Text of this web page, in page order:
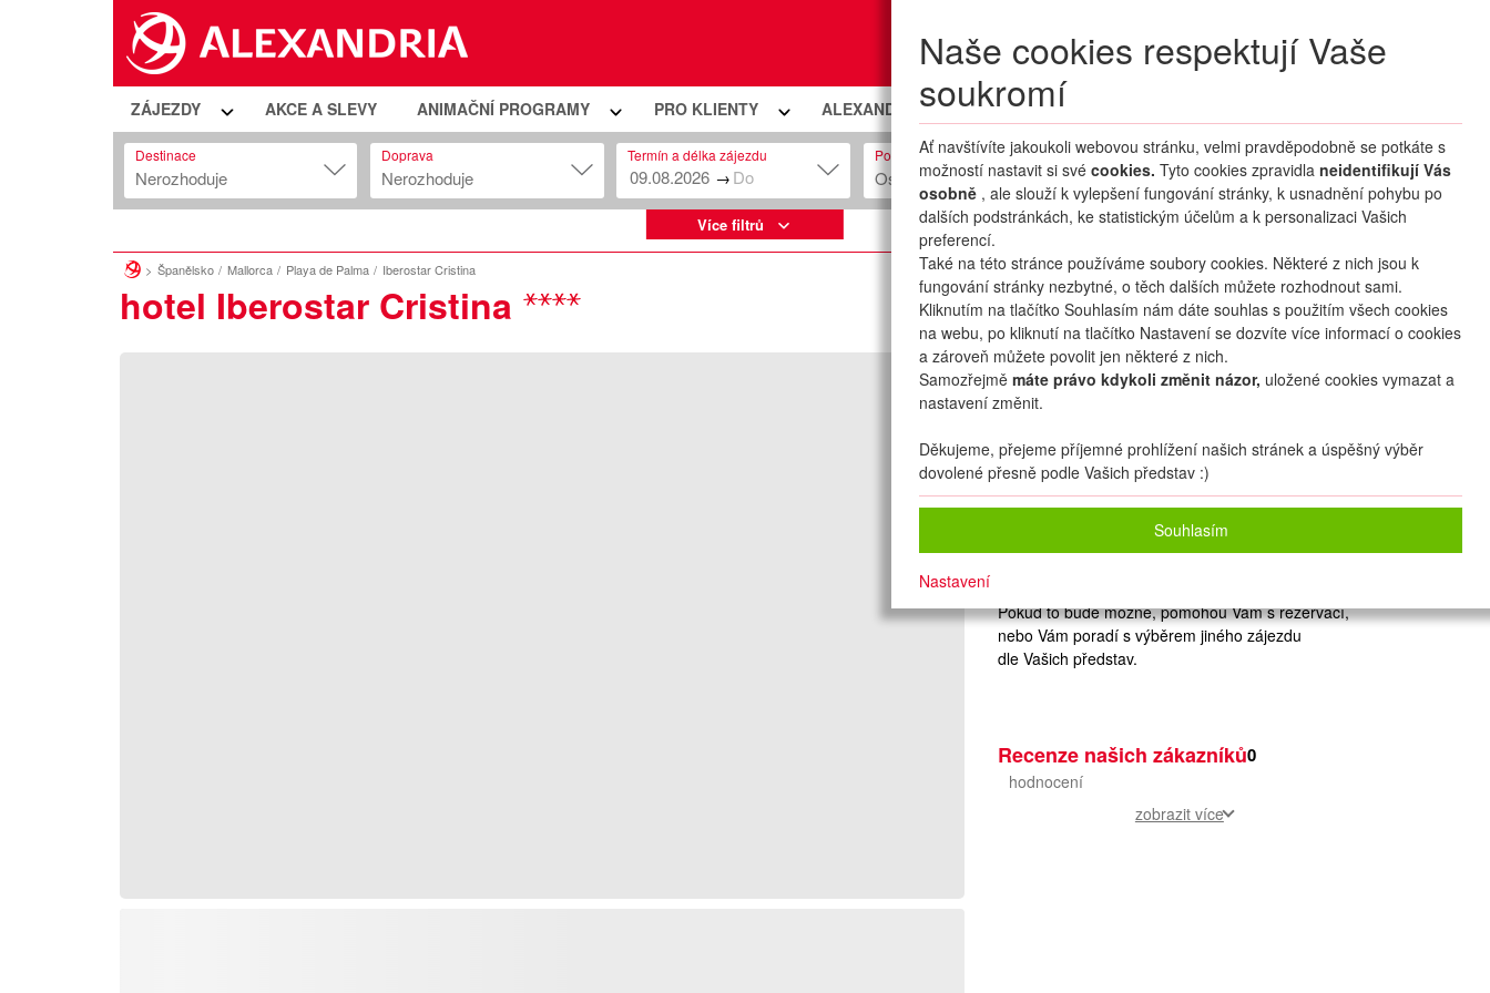
MojePřihlášení
Naše cookies respektují Vaše
soukromí
Ať navštívíte jakoukoli webovou stránku, velmi pravděpodobně se potkáte s
možností nastavit si své cookies. Tyto cookies zpravidla neidentifikují Vás
osobně , ale slouží k vylepšení fungování stránky, k usnadnění pohybu po
dalších podstránkách, ke statistickým účelům a k personalizaci Vašich
preferencí.
Také na této stránce používáme soubory cookies. Některé z nich jsou k
fungování stránky nezbytné, o těch dalších můžete rozhodnout sami.
Kliknutím na tlačítko Souhlasím nám dáte souhlas s použitím všech cookies
na webu, po kliknutí na tlačítko Nastavení se dozvíte více informací o cookies
a zároveň můžete povolit jen některé z nich.
Samozřejmě máte právo kdykoli změnit názor, uložené cookies vymazat a
nastavení změnit.
Děkujeme, přejeme příjemné prohlížení našich stránek a úspěšný výběr
dovolené přesně podle Vašich představ :)
Souhlasím
Nastavení
ZÁJEZDY AKCE A SLEVY ANIMAČNÍ PROGRAMY PRO KLIENTY ALEXANDRIA PREMIUM CLUB
Destinace
Nerozhoduje
Doprava
Nerozhoduje
Termín a délka zájezdu
→
Počet osob
Osob: 2 + 0 HLEDAT ZÁJEZDY
Více filtrů
Španělsko Mallorca Playa de Palma Iberostar Cristina
hotel Iberostar Cristina
mapa oblíbené sdílet
2 dospělí+0 dětí
Zvolený zájezd nelze on-line nacenit a
Pokud to bude možné, pomohou Vám s rezervací,
nebo Vám poradí s výběrem jiného zájezdu
dle Vašich představ.
Recenze našich zákazníků0
hodnocení
zobrazit více